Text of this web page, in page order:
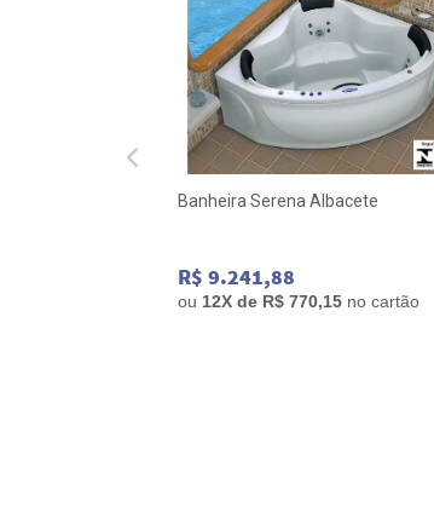
Banheira Serena Albacete
R$ 9.241,88
ou 12X de R$ 770,15 no cartão